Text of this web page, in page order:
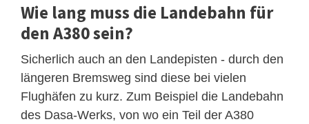
Wie lang muss die Landebahn für
den A380 sein?
Sicherlich auch an den Landepisten - durch den
längeren Bremsweg sind diese bei vielen
Flughäfen zu kurz. Zum Beispiel die Landebahn
des Dasa-Werks, von wo ein Teil der A380